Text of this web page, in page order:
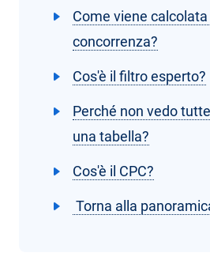
Come viene calcolata
concorrenza?
Cos'è il filtro esperto?
Perché non vedo
una tabella?
Cos'è il CPC?
Torna alla